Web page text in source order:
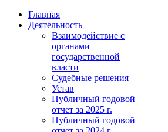
Главная
Деятельность
Взаимодействие с
органами
государственной
власти
Судебные решения
Устав
Публичный годовой
отчет за 2025 г.
Публичный годовой